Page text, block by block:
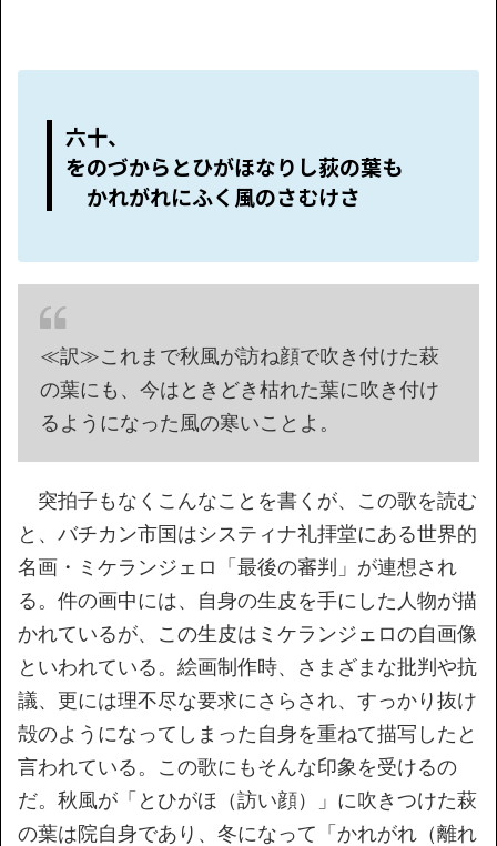
六十、
をのづからとひがほなりし荻の葉も
かれがれにふく風のさむけさ
≪訳≫これまで秋風が訪ね顔で吹き付けた萩
の葉にも、今はときどき枯れた葉に吹き付け
るようになった風の寒いことよ。
突拍子もなくこんなことを書くが、この歌を読む
と、バチカン市国はシスティナ礼拝堂にある世界的
名画・ミケランジェロ「最後の審判」が連想され
る。件の画中には、自身の生皮を手にした人物が描
かれているが、この生皮はミケランジェロの自画像
といわれている。絵画制作時、さまざまな批判や抗
議、更には理不尽な要求にさらされ、すっかり抜け
殻のようになってしまった自身を重ねて描写したと
言われている。この歌にもそんな印象を受けるの
だ。秋風が「とひがほ（訪い顔）」に吹きつけた萩
の葉は院自身であり、冬になって「かれがれ（離れ